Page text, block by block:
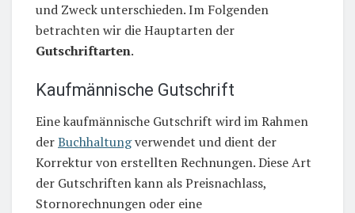
und Zweck unterschieden. Im Folgenden
betrachten wir die Hauptarten der
Gutschriftarten.
Kaufmännische Gutschrift
Eine kaufmännische Gutschrift wird im Rahmen
derBuchhaltungverwendet und dient der
Korrektur von erstellten Rechnungen. Diese Art
der Gutschriften kann als Preisnachlass,
Stornorechnungen oder eine